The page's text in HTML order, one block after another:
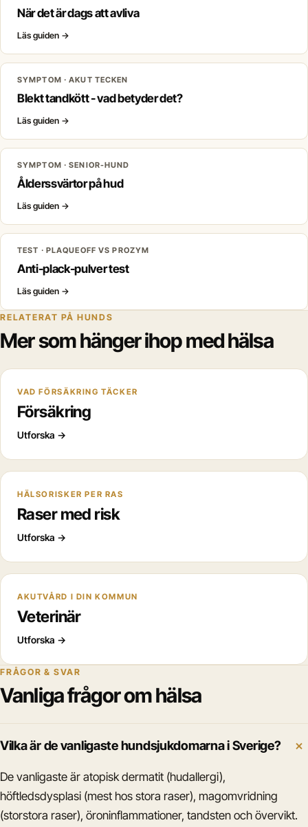
När det är dags att avliva
Läs guiden →
SYMPTOM · AKUT TECKEN
Blekt tandkött - vad betyder det?
Läs guiden →
SYMPTOM · SENIOR-HUND
Ålderssvärtor på hud
Läs guiden →
TEST · PLAQUEOFF VS PROZYM
Anti-plack-pulver test
Läs guiden →
RELATERAT PÅ HUNDS
Mer som hänger ihop med hälsa
VAD FÖRSÄKRING TÄCKER
Försäkring
Utforska →
HÄLSORISKER PER RAS
Raser med risk
Utforska →
AKUTVÅRD I DIN KOMMUN
Veterinär
Utforska →
FRÅGOR & SVAR
Vanliga frågor om hälsa
Vilka är de vanligaste hundsjukdomarna i Sverige?
De vanligaste är atopisk dermatit (hudallergi),
höftledsdysplasi (mest hos stora raser), magomvridning
(storstora raser), öroninflammationer, tandsten och övervikt.